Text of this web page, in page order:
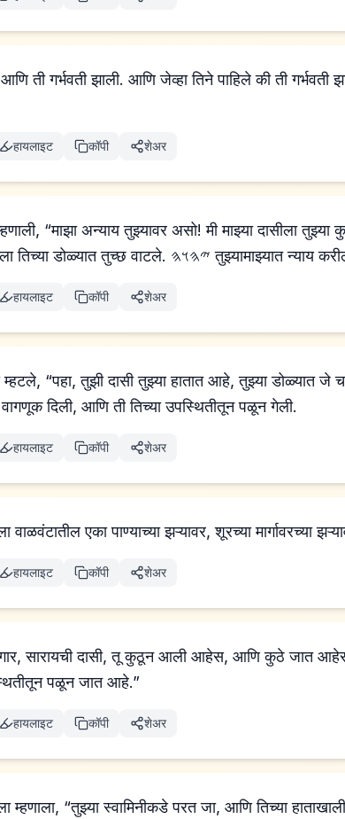
ती गर्भवती झाली. आणि जेव्हा तिने पाहिले की ती गर्भवती
हायलाइट कॉपी शेअर
“माझा अन्याय तुझ्यावर असो! मी माझ्या दासीला
ती गर्भवती झाली आहे, मला तिच्या डोळ्यात तुच्छ वाटले. 𐤉𐤄𐤅𐤄 तुझ्यामाझ्यात
हायलाइट कॉपी शेअर
“पहा, तुझी दासी तुझ्या हातात आहे, तुझ्या डोळ्यात
वागणूक दिली, आणि ती तिच्या उपस्थितीतून पळून गेली.
हायलाइट कॉपी शेअर
दूत तिला वाळवंटातील एका पाण्याच्या झऱ्यावर, शूरच्या मार्गावरच्या
हायलाइट कॉपी शेअर
सारायची दासी, तू कुठून आली आहेस, आणि कुठे जात
पळून जात आहे.”
हायलाइट कॉपी शेअर
दूत तिला म्हणाला, “तुझ्या स्वामिनीकडे परत जा, आणि तिच्या